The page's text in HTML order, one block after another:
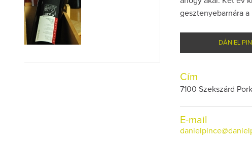
gesztenyebarnára a
DÁNIEL
Cím
7100 Szekszárd
E-mail